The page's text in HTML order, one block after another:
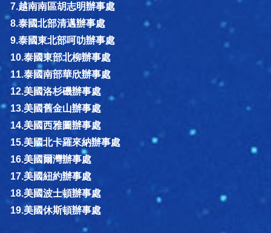
7.越南南區胡志明辦事處
8.泰國北部清邁辦事處
9.泰國東北部呵叻辦事處
10.泰國東部北柳辦事處
11.泰國南部華欣辦事處
12.美國洛杉磯辦事處
13.美國舊金山辦事處
14.美國西雅圖辦事處
15.美國北卡羅來納辦事處
16.美國爾灣辦事處
17.美國紐約辦事處
18.美國波士頓辦事處
19.美國休斯頓辦事處